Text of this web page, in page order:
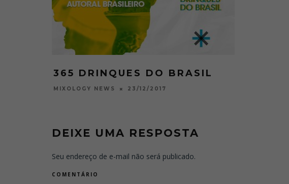
365 DRINQUES DO BRASIL
MIXOLOGY NEWS 23/12/2017
DEIXE UMA RESPOSTA
Seu endereço de e-mail não será publicado.
COMENTÁRIO